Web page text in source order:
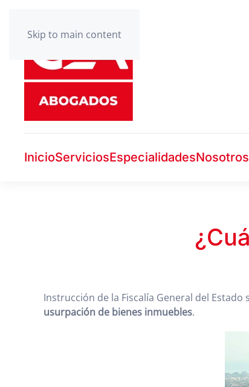
Skip to main content
InicioServiciosEspecialidadesNosotros
Instrucción de la Fiscalía General del
usurpación de bienes inmuebles.